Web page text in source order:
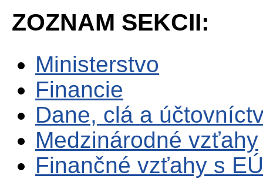
ZOZNAM SEKCII:
Ministerstvo
Financie
Dane, clá a
Medzinárodné vzťahy
Finančné vzťahy s EÚ